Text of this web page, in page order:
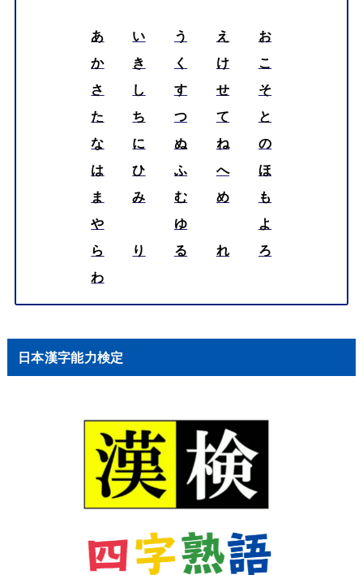
あ い う え
お
か
き く け
こ
さ
し す せ
そ
た
ち つ て
と
な
に ぬ ね
の
は
ひ ふ へ
ほ
ま
み む め
も
や
ゆ
よ
ら
り る れ
ろ
わ
日本漢字能力検定